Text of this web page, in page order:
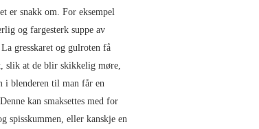
er snakk om. For eksempel
og fargesterk suppe av
gresskaret og gulroten få
slik at de blir skikkelig møre,
i blenderen til man får en
kan smaksettes med for
spisskummen, eller kanskje en